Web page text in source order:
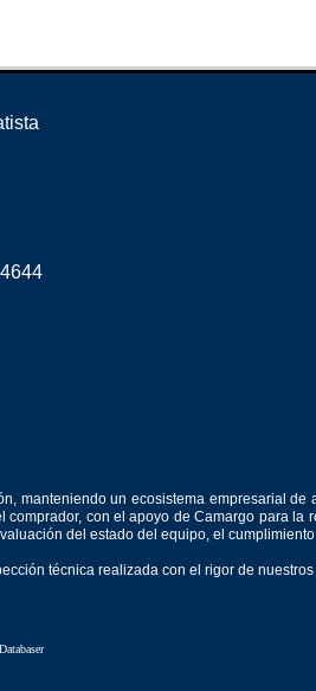
manteniendo un ecosistema empresarial de
con el apoyo de Camargo para la
del estado del equipo, el
técnica realizada con el rigor de